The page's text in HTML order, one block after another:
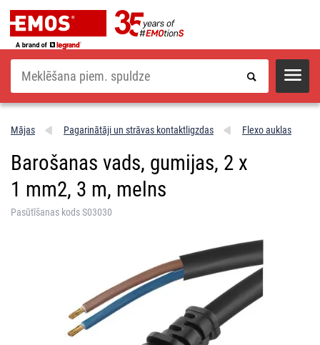
Meklēšana
Mājas Pagarinātāji un strāvas kontaktligzdas Flexo auklas
Barošanas vads, gumijas, 2 x
1 mm2, 3 m, melns
Pasūtīšanas kods S03030